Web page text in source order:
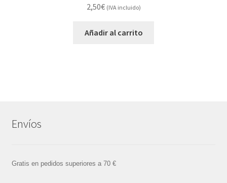
2,50€ (IVA incluido)
Añadir al carrito
Envíos
Gratis en pedidos superiores a 70 €